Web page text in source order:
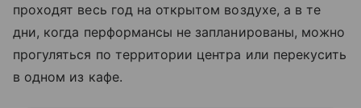
проходят весь год на открытом воздухе, а в те
дни, когда перформансы не запланированы, можно
прогуляться по территории центра или перекусить
в одном из кафе.